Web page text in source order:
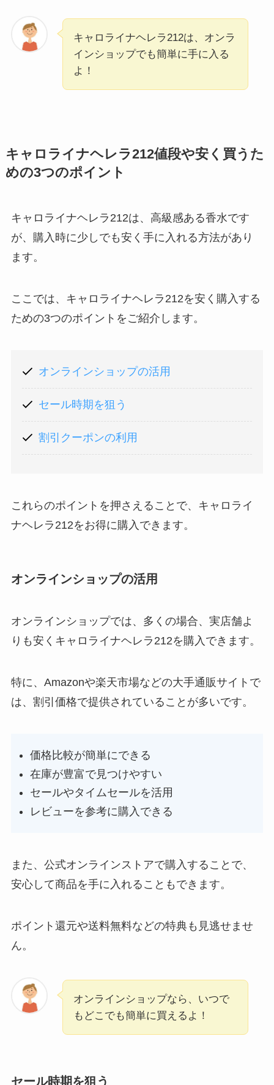
キャロライナヘレラ212は、オンラ
インショップでも簡単に手に入る
よ！
キャロライナヘレラ212値段や安く買うた
めの3つのポイント
キャロライナヘレラ212は、高級感ある香水です
が、購入時に少しでも安く手に入れる方法があり
ます。
ここでは、キャロライナヘレラ212を安く購入する
ための3つのポイントをご紹介します。
オンラインショップの活用
セール時期を狙う
割引クーポンの利用
これらのポイントを押さえることで、キャロライ
ナヘレラ212をお得に購入できます。
オンラインショップの活用
オンラインショップでは、多くの場合、実店舗よ
りも安くキャロライナヘレラ212を購入できます。
特に、Amazonや楽天市場などの大手通販サイトで
は、割引価格で提供されていることが多いです。
価格比較が簡単にできる
在庫が豊富で見つけやすい
セールやタイムセールを活用
レビューを参考に購入できる
また、公式オンラインストアで購入することで、
安心して商品を手に入れることもできます。
ポイント還元や送料無料などの特典も見逃せませ
ん。
オンラインショップなら、いつで
もどこでも簡単に買えるよ！
セール時期を狙う